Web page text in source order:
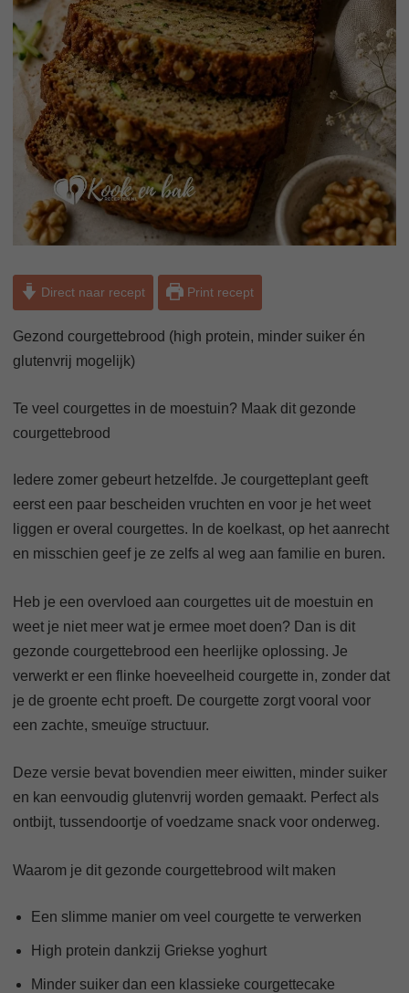
Direct naar recept Print recept
Gezond courgettebrood (high protein, minder suiker én
glutenvrij mogelijk)
Te veel courgettes in de moestuin? Maak dit gezonde
courgettebrood
Iedere zomer gebeurt hetzelfde. Je courgetteplant geeft
eerst een paar bescheiden vruchten en voor je het weet
liggen er overal courgettes. In de koelkast, op het aanrecht
en misschien geef je ze zelfs al weg aan familie en buren.
Heb je een overvloed aan courgettes uit de moestuin en
weet je niet meer wat je ermee moet doen? Dan is dit
gezonde courgettebrood een heerlijke oplossing. Je
verwerkt er een flinke hoeveelheid courgette in, zonder dat
je de groente echt proeft. De courgette zorgt vooral voor
een zachte, smeuïge structuur.
Deze versie bevat bovendien meer eiwitten, minder suiker
en kan eenvoudig glutenvrij worden gemaakt. Perfect als
ontbijt, tussendoortje of voedzame snack voor onderweg.
Waarom je dit gezonde courgettebrood wilt maken
Een slimme manier om veel courgette te verwerken
High protein dankzij Griekse yoghurt
Minder suiker dan een klassieke courgettecake